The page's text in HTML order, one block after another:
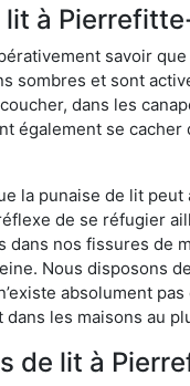
à
savoir
sombres et sont
dans les
également se
la punaise de lit
de se réfugier
nos fissures de
Nous disposons
absolument
les maisons au
de lit à